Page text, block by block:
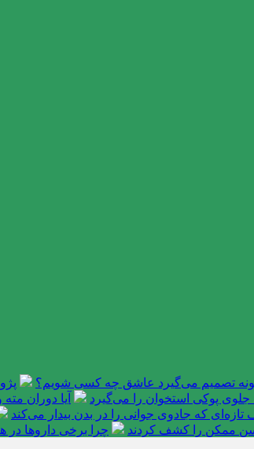
تصمیم می‌گیرد عاشق چه کسی شویم؟
پوکی استخوان را می‌گیرد
آیا دوران
که جادوی جوانی را در بدن بیدار می‌کند
سن ممکن را کشف کردند
چرا برخی داروها در